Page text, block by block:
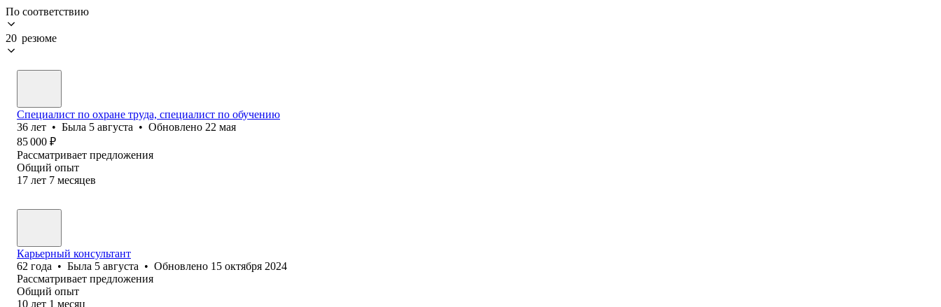
По соответствию
20 резюме
Специалист по охране труда, специалист по обучению
36 лет • Была 5 августа • Обновлено 22 мая
85 000 ₽
Рассматривает предложения
Общий опыт
17 лет 7 месяцев
Карьерный консультант
62 года • Была 5 августа • Обновлено 15 октября 2024
Рассматривает предложения
Общий опыт
10 лет 1 месяц